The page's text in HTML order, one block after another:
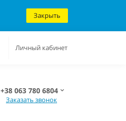
Закрыть
Личный кабинет
+38 063 780 6804
Заказать звонок